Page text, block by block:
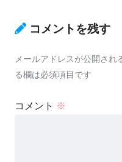
コメントを残す
メールアドレスが公開され
る欄は必須項目です
コメント ※